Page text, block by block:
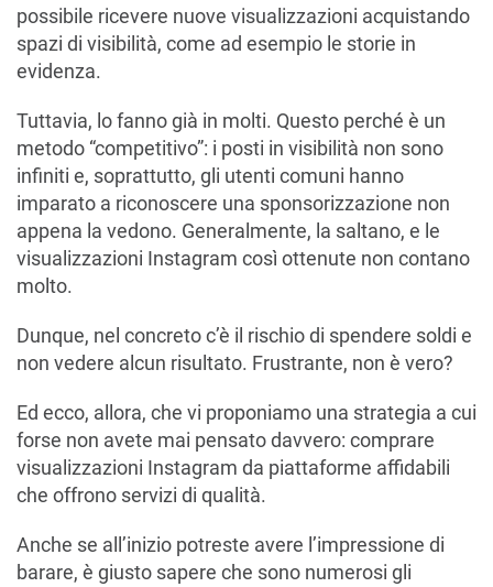
possibile ricevere nuove visualizzazioni acquistando
spazi di visibilità, come ad esempio le storie in
evidenza.
Tuttavia, lo fanno già in molti. Questo perché è un
metodo “competitivo”: i posti in visibilità non sono
infiniti e, soprattutto, gli utenti comuni hanno
imparato a riconoscere una sponsorizzazione non
appena la vedono. Generalmente, la saltano, e le
visualizzazioni Instagram così ottenute non contano
molto.
Dunque, nel concreto c’è il rischio di spendere soldi e
non vedere alcun risultato. Frustrante, non è vero?
Ed ecco, allora, che vi proponiamo una strategia a cui
forse non avete mai pensato davvero: comprare
visualizzazioni Instagram da piattaforme affidabili
che offrono servizi di qualità.
Anche se all’inizio potreste avere l’impressione di
barare, è giusto sapere che sono numerosi gli